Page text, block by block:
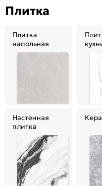
Плитка
Плитка
напольная
Настенная
плитка